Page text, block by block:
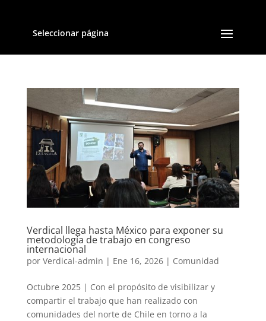
Seleccionar página
Verdical llega hasta México para exponer su
metodología de trabajo en congreso
internacional
por Verdical-admin | Ene 16, 2026| Comunidad
Octubre 2025 | Con el propósito de visibilizar y
compartir el trabajo que han realizado con
comunidades del norte de Chile en torno a la